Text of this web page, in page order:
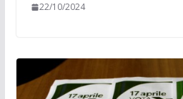
22/10/2024